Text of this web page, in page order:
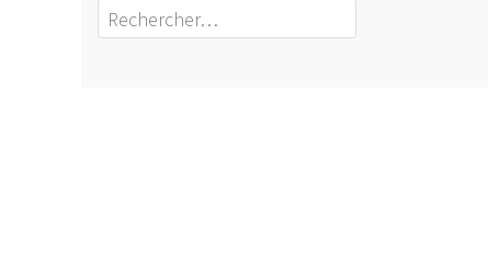
Rechercher :